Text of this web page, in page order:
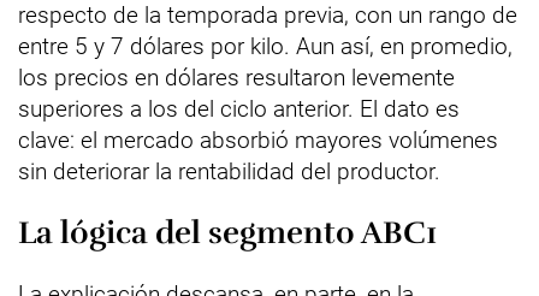
respecto de la temporada previa, con un rango de
entre 5 y 7 dólares por kilo. Aun así, en promedio,
los precios en dólares resultaron levemente
superiores a los del ciclo anterior. El dato es
clave: el mercado absorbió mayores volúmenes
sin deteriorar la rentabilidad del productor.
La lógica del segmento ABC1